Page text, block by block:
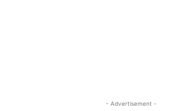
- Advertisement -